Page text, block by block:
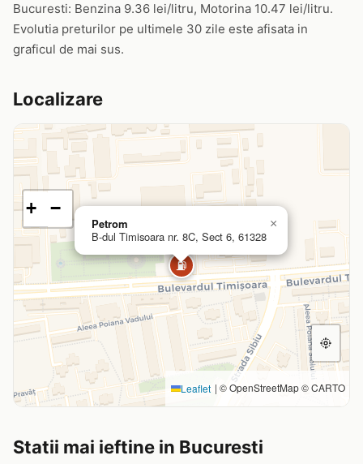
Bucuresti: Benzina 9.36 lei/litru, Motorina 10.47 lei/litru.
Evolutia preturilor pe ultimele 30 zile este afisata in
graficul de mai sus.
Localizare
⛽
Petrom
B-dul Timisoara nr. 8C, Sect 6, 61328
×
+ −
Leaflet | © OpenStreetMap © CARTO
Statii mai ieftine in Bucuresti